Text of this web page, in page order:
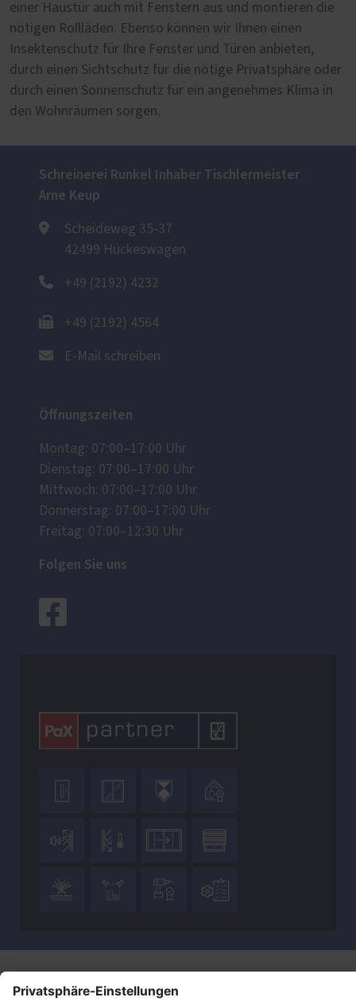
einer Haustür auch mit Fenstern aus und montieren die
nötigen Rollläden. Ebenso können wir Ihnen einen
Insektenschutz für Ihre Fenster und Türen anbieten,
durch einen Sichtschutz für die nötige Privatsphäre oder
durch einen Sonnenschutz für ein angenehmes Klima in
den Wohnräumen sorgen.
Schreinerei Runkel Inhaber Tischlermeister
Arne Keup
Scheideweg 35-37
42499 Hückeswagen
+49 (2192) 4232
+49 (2192) 4564
E-Mail schreiben
Öffnungszeiten
Montag: 07:00–17:00 Uhr
Dienstag: 07:00–17:00 Uhr
Mittwoch: 07:00–17:00 Uhr
Donnerstag: 07:00–17:00 Uhr
Freitag: 07:00–12:30 Uhr
Folgen Sie uns
  
   
   
Datenschutz Impressum